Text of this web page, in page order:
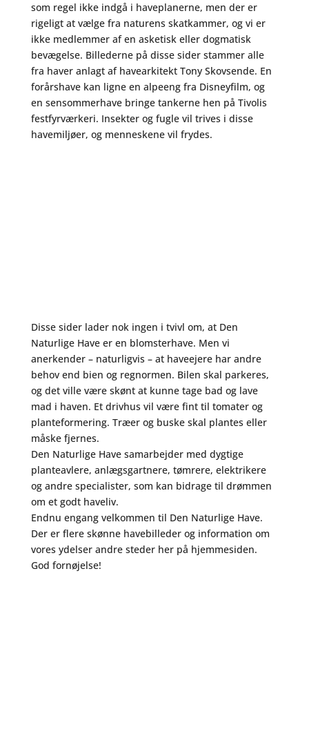
som regel ikke indgå i haveplanerne, men der er
rigeligt at vælge fra naturens skatkammer, og vi er
ikke medlemmer af en asketisk eller dogmatisk
bevægelse. Billederne på disse sider stammer alle
fra haver anlagt af havearkitekt Tony Skovsende. En
forårshave kan ligne en alpeeng fra Disneyfilm, og
en sensommerhave bringe tankerne hen på Tivolis
festfyrværkeri. Insekter og fugle vil trives i disse
havemiljøer, og menneskene vil frydes.
Disse sider lader nok ingen i tvivl om, at Den
Naturlige Have er en blomsterhave. Men vi
anerkender – naturligvis – at haveejere har andre
behov end bien og regnormen. Bilen skal parkeres,
og det ville være skønt at kunne tage bad og lave
mad i haven. Et drivhus vil være fint til tomater og
planteformering. Træer og buske skal plantes eller
måske fjernes.
Den Naturlige Have samarbejder med dygtige
planteavlere, anlægsgartnere, tømrere, elektrikere
og andre specialister, som kan bidrage til drømmen
om et godt haveliv.
Endnu engang velkommen til Den Naturlige Have.
Der er flere skønne havebilleder og information om
vores ydelser andre steder her på hjemmesiden.
God fornøjelse!